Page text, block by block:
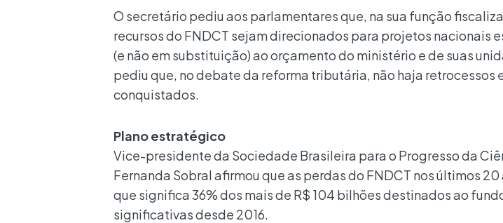
O secretário pediu aos parlamentares que, na sua função
recursos do FNDCT sejam direcionados para projetos nacionais
(e não em substituição) ao orçamento do ministério e de suas
pediu que, no debate da reforma tributária, não haja retrocessos
conquistados.
Plano estratégico
Vice-presidente da Sociedade Brasileira para o Progresso da
Fernanda Sobral afirmou que as perdas do FNDCT nos últimos 20
que significa 36% dos mais de R$ 104 bilhões destinados ao
significativas desde 2016.